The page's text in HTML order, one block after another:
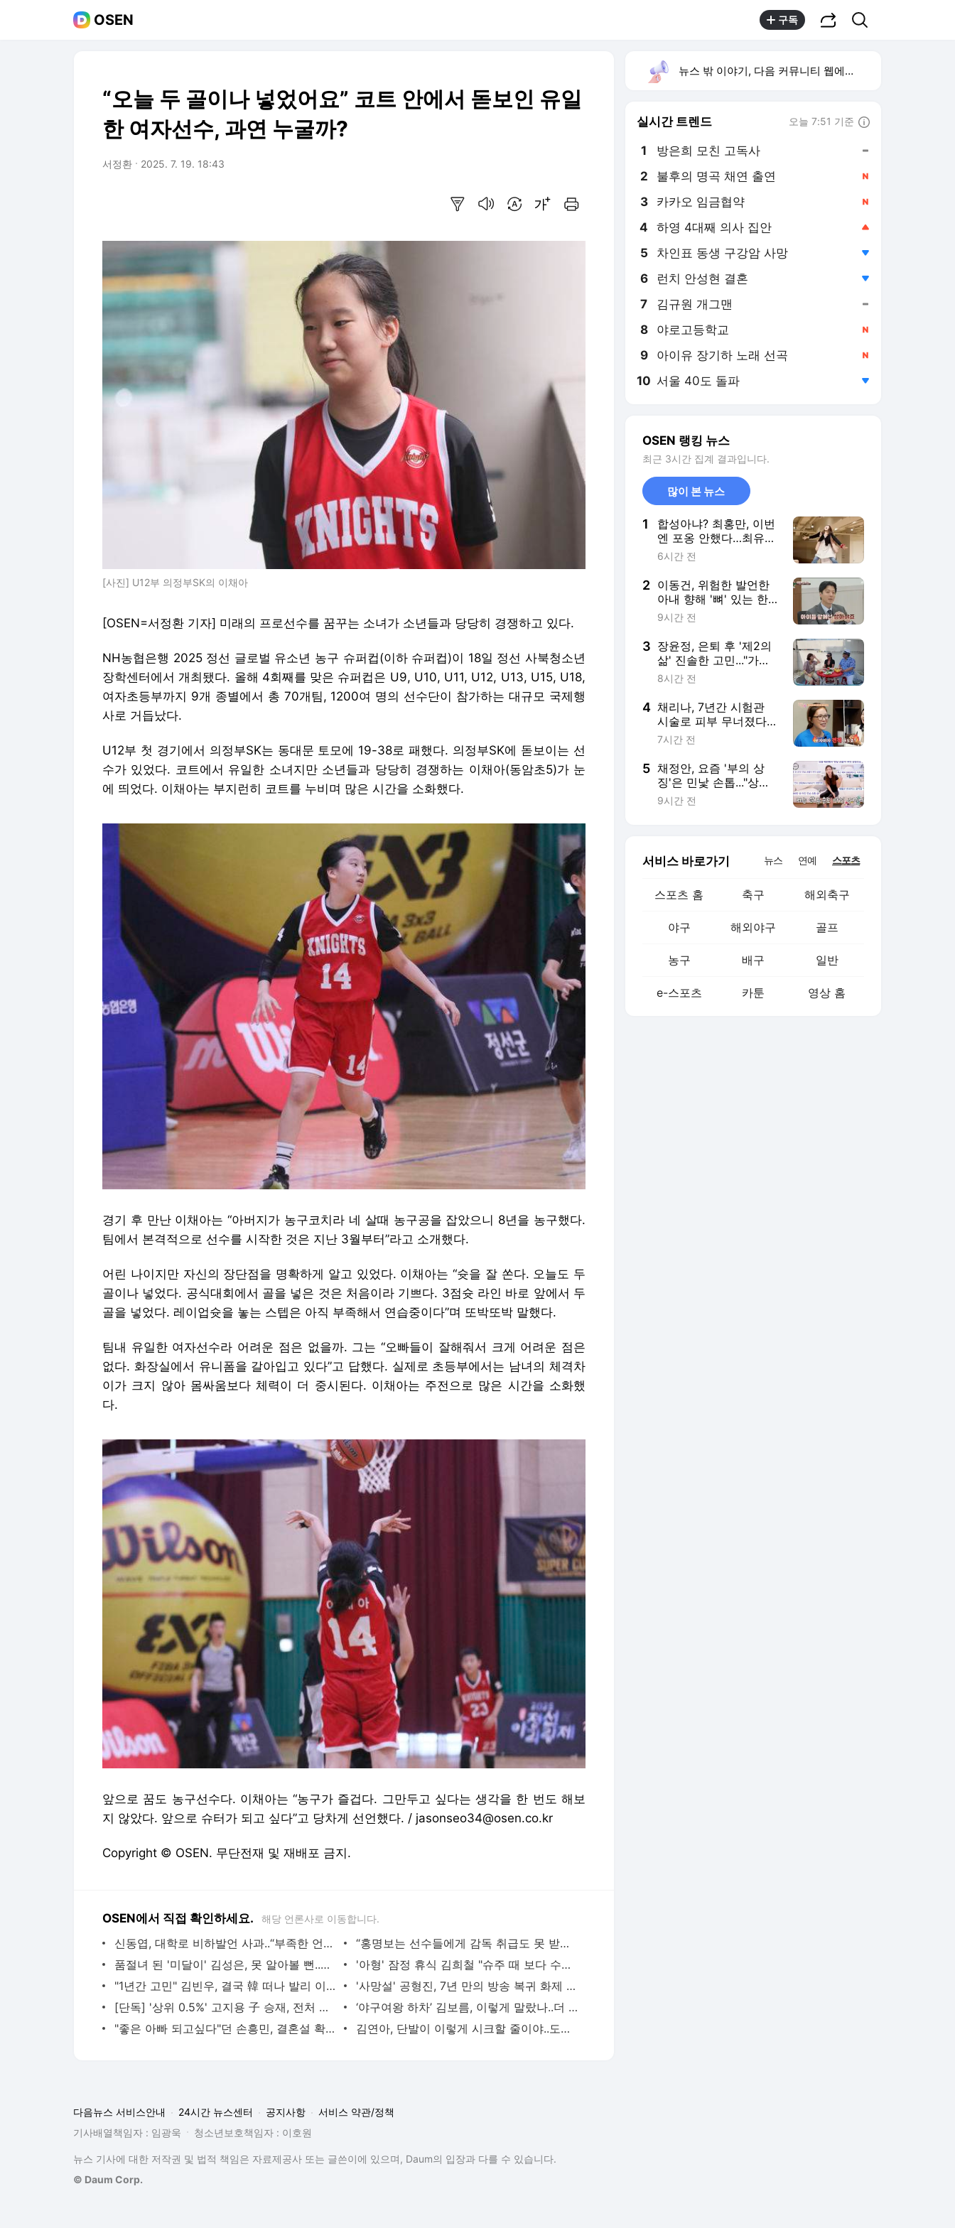
OSEN 구독
“오늘 두 골이나 넣었어요” 코트 안에서 돋보인 유일
한 여자선수, 과연 누굴까?
서정환 2025. 7. 19. 18:43
[사진] U12부 의정부SK의 이채아
[OSEN=서정환 기자] 미래의 프로선수를 꿈꾸는 소녀가 소년들과 당당히 경쟁하고 있다.
NH농협은행 2025 정선 글로벌 유소년 농구 슈퍼컵(이하 슈퍼컵)이 18일 정선 사북청소년
장학센터에서 개최됐다. 올해 4회째를 맞은 슈퍼컵은 U9, U10, U11, U12, U13, U15, U18,
여자초등부까지 9개 종별에서 총 70개팀, 1200여 명의 선수단이 참가하는 대규모 국제행
사로 거듭났다.
U12부 첫 경기에서 의정부SK는 동대문 토모에 19-38로 패했다. 의정부SK에 돋보이는 선
수가 있었다. 코트에서 유일한 소녀지만 소년들과 당당히 경쟁하는 이채아(동암초5)가 눈
에 띄었다. 이채아는 부지런히 코트를 누비며 많은 시간을 소화했다.
경기 후 만난 이채아는 “아버지가 농구코치라 네 살때 농구공을 잡았으니 8년을 농구했다.
팀에서 본격적으로 선수를 시작한 것은 지난 3월부터”라고 소개했다.
어린 나이지만 자신의 장단점을 명확하게 알고 있었다. 이채아는 “슛을 잘 쏜다. 오늘도 두
골이나 넣었다. 공식대회에서 골을 넣은 것은 처음이라 기쁘다. 3점슛 라인 바로 앞에서 두
골을 넣었다. 레이업슛을 놓는 스텝은 아직 부족해서 연습중이다”며 또박또박 말했다.
팀내 유일한 여자선수라 어려운 점은 없을까. 그는 “오빠들이 잘해줘서 크게 어려운 점은
없다. 화장실에서 유니폼을 갈아입고 있다”고 답했다. 실제로 초등부에서는 남녀의 체격차
이가 크지 않아 몸싸움보다 체력이 더 중시된다. 이채아는 주전으로 많은 시간을 소화했
다.
앞으로 꿈도 농구선수다. 이채아는 “농구가 즐겁다. 그만두고 싶다는 생각을 한 번도 해보
지 않았다. 앞으로 슈터가 되고 싶다”고 당차게 선언했다. / jasonseo34@osen.co.kr
Copyright © OSEN. 무단전재 및 재배포 금지.
OSEN에서 직접 확인하세요. 해당 언론사로 이동합니다.
신동엽, 대학로 비하발언 사과..“부족한 언행, 현장 노고 배려 못했다” [전문]
“홍명보는 선수들에게 감독 취급도 못 받았구만…” 축구팬들이 충격받은 이유…남아공전 하
품절녀 된 '미달이' 김성은, 못 알아볼 뻔..우아함 물씬 "생일 축하해"
'아형' 잠정 휴식 김희철 "슈주 때 보다 수입 많다"…복귀 기대UP [핫피플]
"1년간 고민" 김빈우, 결국 韓 떠나 발리 이민…논란 속 새출발
'사망설' 공형진, 7년 만의 방송 복귀 화제 "1억 시계, 10개 팔아버텼다" [핫피플]
[단독] '상위 0.5%' 고지용 子 승재, 전처 허양임이 키운다…극비 이혼 2년 만 고백 (종합)
‘야구여왕 하차’ 김보름, 이렇게 말랐나..더 야위어진 근황 ‘걱정’
"좋은 아빠 되고싶다"던 손흥민, 결혼설 확산..왼손 약지 '970만원 웨딩링' 포착[핫피플]
김연아, 단발이 이렇게 시크할 줄이야..도발적 눈빛까지
뉴스 밖 이야기, 다음 커뮤니티 웹에서 보기
실시간 트렌드 오늘 7:51 기준
1 방은희 모친 고독사
2 불후의 명곡 채연 출연
3 카카오 임금협약
4 하영 4대째 의사 집안
5 차인표 동생 구강암 사망
6 런치 안성현 결혼
7 김규원 개그맨
8 야로고등학교
9 아이유 장기하 노래 선곡
10 서울 40도 돌파
OSEN 랭킹 뉴스
최근 3시간 집계 결과입니다.
많이 본 뉴스
1
합성아냐? 최홍만, 이번
엔 포옹 안했다…최유정
들어올리고 ‘미소’
6시간 전
2 이동건, 위험한 발언한
아내 향해 '뼈' 있는 한
마디..."아이들 앞에선 참
프')
9시간 전
3 장윤정, 은퇴 후 '제2의
삶' 진솔한 고민..."가수
그만두면 뭘로 살까"
8시간 전
4 채리나, 7년간 시험관
시술로 피부 무너졌다
“카메라 보는 게 스트레
7시간 전
5 채정안, 요즘 '부의 상
징'은 민낯 손톱..."상류
층도 아닌 주제에" 폭소
9시간 전
서비스 바로가기 뉴스 연예 스포츠
스포츠 홈 축구 해외축구
야구 해외야구 골프
농구 배구 일반
e-스포츠 카툰 영상 홈
다음뉴스 서비스안내 24시간 뉴스센터 공지사항
서비스 약관/정책
기사배열책임자 : 임광욱
청소년보호책임자 : 이호원
뉴스 기사에 대한 저작권 및 법적 책임은 자료제공사 또는 글쓴이에 있으며, Daum의 입장과 다를 수 있습니다.
© Daum Corp.